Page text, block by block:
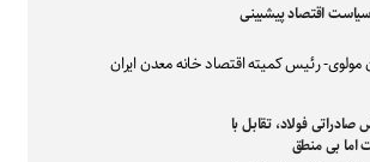
اقتصاد پیشبینی
مولوی- رئیس کمیته اقتصاد خانه معدن ایران
صادراتی فولاد، تقابل با
اما بی منطق